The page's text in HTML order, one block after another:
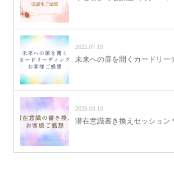
2025.07.19
未来への扉を開くカードリー
2025.03.13
潜在意識書き換えセッション